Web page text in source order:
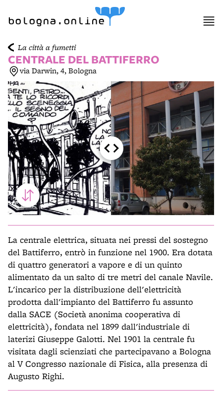
bologna.online
La città a fumetti
CENTRALE DEL BATTIFERRO
via Darwin, 4, Bologna
La centrale elettrica, situata nei pressi del sostegno
del Battiferro, entrò in funzione nel 1900. Era dotata
di quattro generatori a vapore e di un quinto
alimentato da un salto di tre metri del canale Navile.
L'incarico per la distribuzione dell'elettricità
prodotta dall'impianto del Battiferro fu assunto
dalla SACE (Società anonima cooperativa di
elettricità), fondata nel 1899 dall'industriale di
laterizi Giuseppe Galotti. Nel 1901 la centrale fu
visitata dagli scienziati che partecipavano a Bologna
al V Congresso nazionale di Fisica, alla presenza di
Augusto Righi.